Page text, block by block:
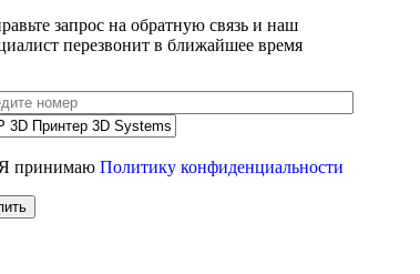
запрос на обратную связь и наш
перезвонит в ближайшее время
Я принимаю Политику конфиденциальности